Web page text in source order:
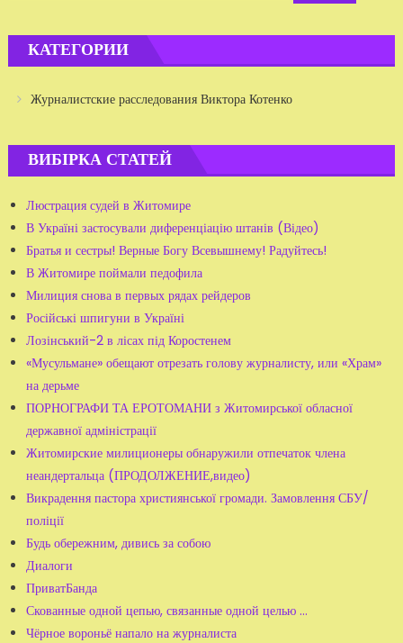
КАТЕГОРИИ
Журналистские расследования Виктора Котенко
ВИБІРКА СТАТЕЙ
Люстрация судей в Житомире
В Україні застосували диференціацію штанів (Відео)
Братья и сестры! Верные Богу Всевышнему! Радуйтесь!
В Житомире поймали педофила
Милиция снова в первых рядах рейдеров
Російські шпигуни в Україні
Лозінський-2 в лісах під Коростенем
«Мусульмане» обещают отрезать голову журналисту, или «Храм»
на дерьме
ПОРНОГРАФИ ТА ЕРОТОМАНИ з Житомирської обласної
державної адміністрації
Житомирские милиционеры обнаружили отпечаток члена
неандертальца (ПРОДОЛЖЕНИЕ,видео)
Викрадення пастора християнської громади. Замовлення СБУ/
поліції
Будь обережним, дивись за собою
Диалоги
ПриватБанда
Скованные одной цепью, связанные одной целью …
Чёрное вороньё напало на журналиста